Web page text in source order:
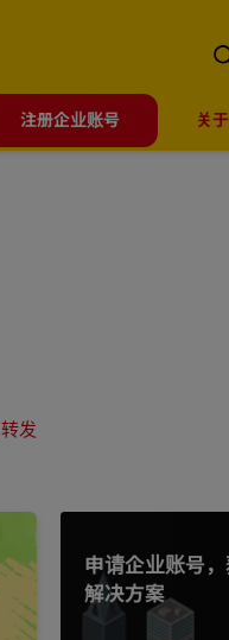
注册企业账号 关
转发
申请企业账号
解决方案